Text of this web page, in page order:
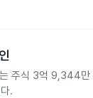
주식 3억 9,344
.